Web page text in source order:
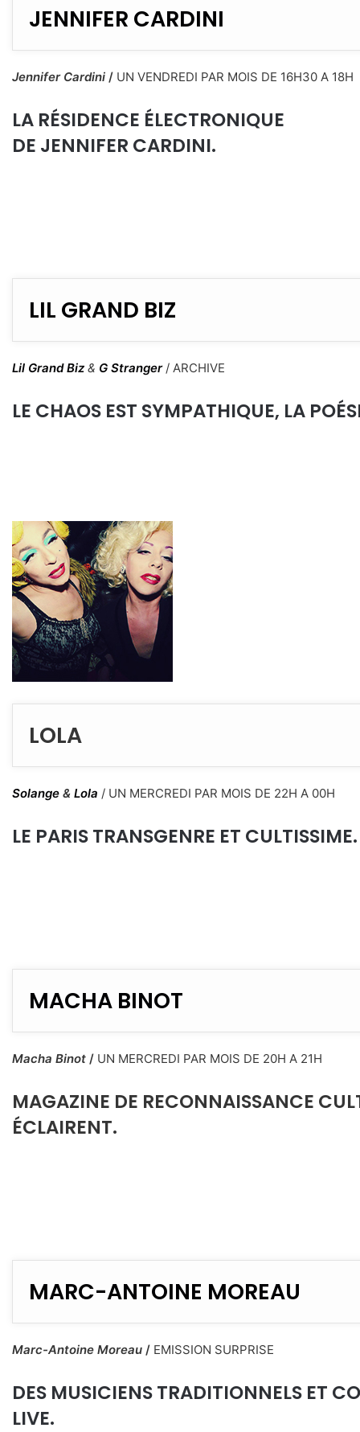
JENNIFER CARDINI
Jennifer Cardini / UN VENDREDI PAR MOIS DE 16H30 A 18H
LA RÉSIDENCE ÉLECTRONIQUE
DE JENNIFER CARDINI.
LIL GRAND BIZ
Lil Grand Biz & G Stranger / ARCHIVE
LE CHAOS EST SYMPATHIQUE, LA
LOLA
Solange & Lola / UN MERCREDI PAR MOIS DE 22H A 00H
LE PARIS TRANSGENRE ET CULTISSIME.
MACHA BINOT
Macha Binot / UN MERCREDI PAR MOIS DE 20H A 21H
MAGAZINE DE RECONNAISSANCE
ÉCLAIRENT.
MARC-ANTOINE MOREAU
Marc-Antoine Moreau / EMISSION SURPRISE
DES MUSICIENS TRADITIONNELS ET
LIVE.